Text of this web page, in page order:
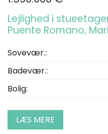
Lejlighed i
Puente Romano,
Sovevær.:
Badevær.:
Bolig:
LÆS MERE